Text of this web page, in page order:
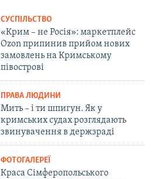
СУСПІЛЬСТВО
«Крим – не Росія»: маркетплейс
Ozon припинив прийом нових
замовлень на Кримському
півострові
ПРАВА ЛЮДИНИ
Мить – і ти шпигун. Як у
кримських судах розглядають
звинувачення в держзраді
ФОТОГАЛЕРЕЇ
Краса Сімферопольського